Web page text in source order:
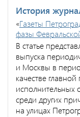
История
«Газеты
фазы
В статье
выпуска
и Москвы в
качестве
исполнительных
среди других
на улицах